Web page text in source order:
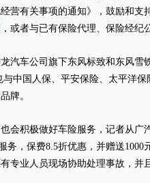
营有关事项的通知》，鼓励和支
，或者与已有保险代理、保险经纪
车公司旗下东风标致和东风雪
与中国人保、平安保险、太平洋
牌。
积极做好车险服务，记者从广
务，保费8.5折优惠，并赠送1000
专业人员现场协助处理事故，并